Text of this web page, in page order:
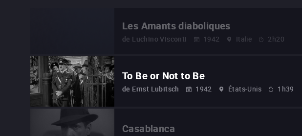
Les Amants diaboliques
de Luchino Visconti 1942 Italie 2h20
To Be or Not to Be
de Ernst Lubitsch 1942 États-Unis 1h39
Casablanca